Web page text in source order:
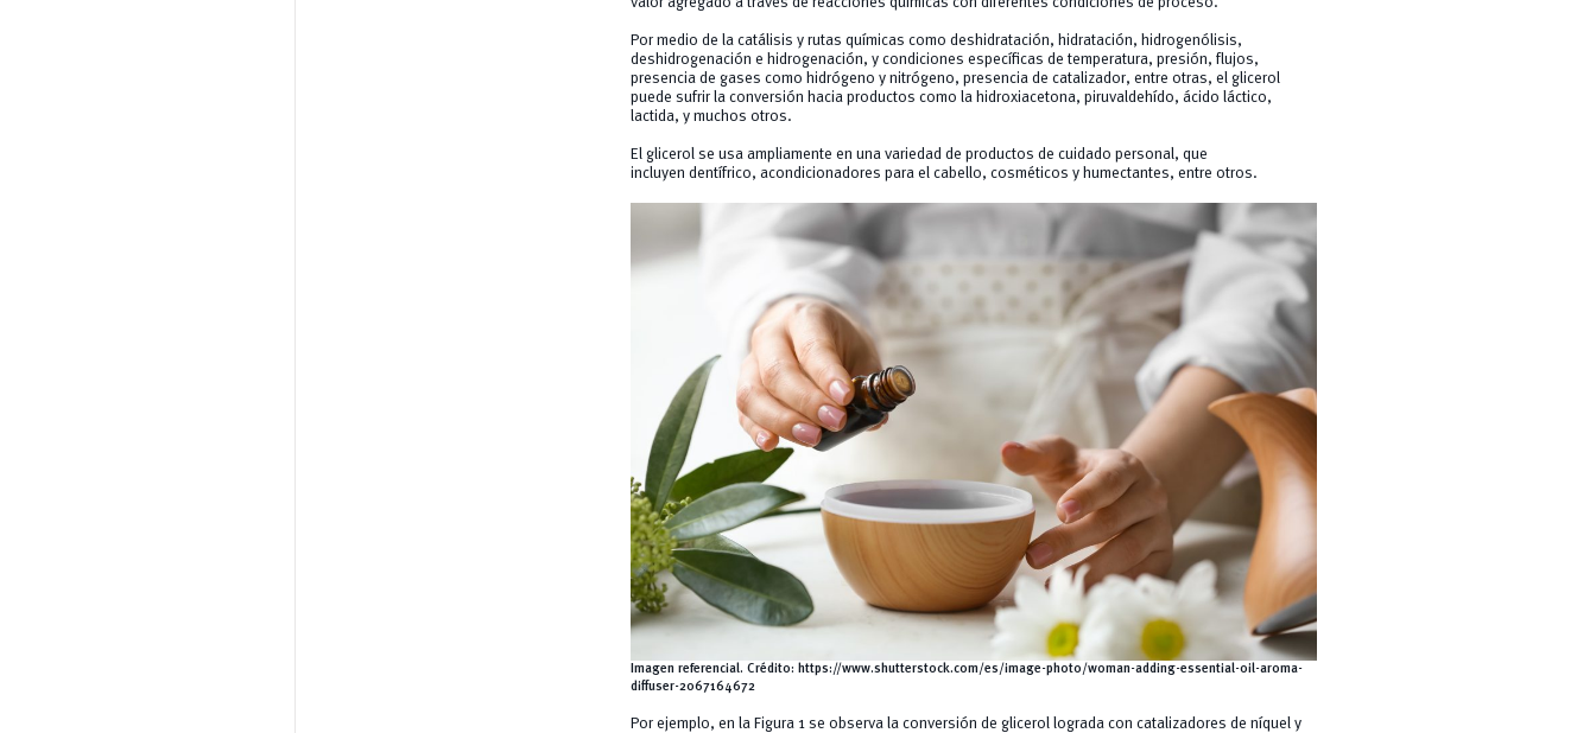
Por medio de la catálisis y rutas químicas como deshidratación, hidratación, hidrogenólisis,
deshidrogenación e hidrogenación, y condiciones específicas de temperatura, presión, flujos,
presencia de gases como hidrógeno y nitrógeno, presencia de catalizador, entre otras, el glicerol
puede sufrir la conversión hacia productos como la hidroxiacetona, piruvaldehído, ácido láctico,
lactida, y muchos otros.
El glicerol se usa ampliamente en una variedad de productos de cuidado personal, que
incluyen dentífrico, acondicionadores para el cabello, cosméticos y humectantes, entre otros.
Imagen referencial. Crédito: https://www.shutterstock.com/es/image-photo/woman-adding-essential-oil-aroma-
diffuser-2067164672
Por ejemplo, en la Figura 1 se observa la conversión de glicerol lograda con catalizadores de níquel y